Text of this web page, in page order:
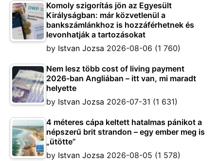
Komoly szigorítás jön az Egyesült
Királyságban: már közvetlenül a
bankszámlánkhoz is hozzáférhetnek és
levonhatják a tartozásokat
by Istvan Jozsa 2026-08-06 (1 760)
Nem lesz több cost of living payment
2026-ban Angliában – itt van, mi maradt
helyette
by Istvan Jozsa 2026-07-31 (1 631)
4 méteres cápa keltett hatalmas pánikot a
népszerű brit strandon – egy ember meg is
„ütötte”
by Istvan Jozsa 2026-08-05 (1 578)